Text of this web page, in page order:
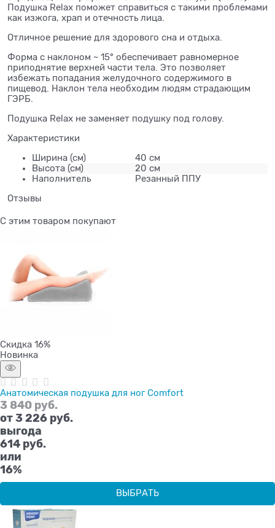
Подушка Relax поможет справиться с такими проблемами
как изжога, храп и отечность лица.
Отличное решение для здорового сна и отдыха.
Форма с наклоном ~ 15° обеспечивает равномерное
приподнятие верхней части тела. Это позволяет
избежать попадания желудочного содержимого в
пищевод. Наклон тела необходим людям страдающим
ГЭРБ.
Подушка Relax не заменяет подушку под голову.
Характеристики
Ширина (см)
40 см
Высота (см)
20 см
Наполнитель
Резанный ППУ
Отзывы
С этим товаром покупают
Скидка 16%
Новинка
Анатомическая подушка для ног Comfort
3 840 руб.
от3 226 руб.
выгода
614 руб.
или
16%
ВЫБРАТЬ